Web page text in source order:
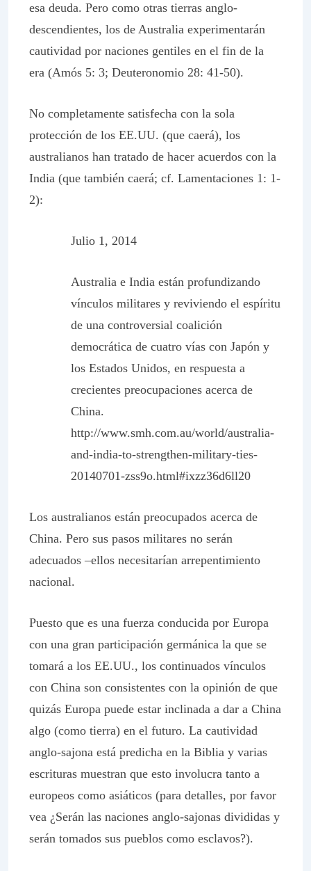
esa deuda. Pero como otras tierras anglo-
descendientes, los de Australia experimentarán
cautividad por naciones gentiles en el fin de la
era (Amós 5: 3; Deuteronomio 28: 41-50).
No completamente satisfecha con la sola
protección de los EE.UU. (que caerá), los
australianos han tratado de hacer acuerdos con la
India (que también caerá; cf. Lamentaciones 1: 1-
2):
Julio 1, 2014
Australia e India están profundizando
vínculos militares y reviviendo el espíritu
de una controversial coalición
democrática de cuatro vías con Japón y
los Estados Unidos, en respuesta a
crecientes preocupaciones acerca de
China.
http://www.smh.com.au/world/australia-
and-india-to-strengthen-military-ties-
20140701-zss9o.html#ixzz36d6ll20
Los australianos están preocupados acerca de
China. Pero sus pasos militares no serán
adecuados –ellos necesitarían arrepentimiento
nacional.
Puesto que es una fuerza conducida por Europa
con una gran participación germánica la que se
tomará a los EE.UU., los continuados vínculos
con China son consistentes con la opinión de que
quizás Europa puede estar inclinada a dar a China
algo (como tierra) en el futuro. La cautividad
anglo-sajona está predicha en la Biblia y varias
escrituras muestran que esto involucra tanto a
europeos como asiáticos (para detalles, por favor
vea ¿Serán las naciones anglo-sajonas divididas y
serán tomados sus pueblos como esclavos?).